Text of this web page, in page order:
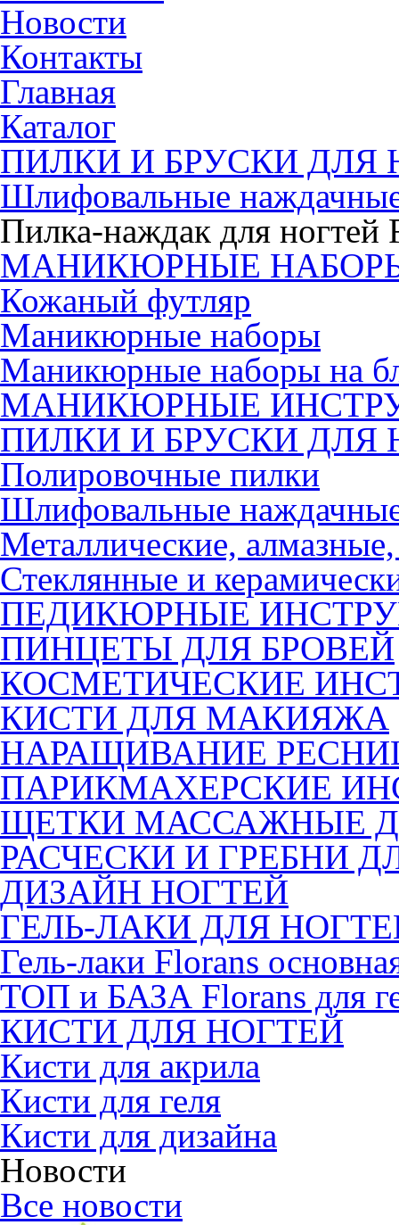
Новости
Контакты
Главная
Каталог
ПИЛКИ И БРУСКИ ДЛЯ
Шлифовальные
Пилка-наждак для ногтей
МАНИКЮРНЫЕ
Кожаный футляр
Маникюрные наборы
Маникюрные наборы на
МАНИКЮРНЫЕ
ПИЛКИ И БРУСКИ ДЛЯ
Полировочные пилки
Шлифовальные
Металлические,
Стеклянные и
ПЕДИКЮРНЫЕ
ПИНЦЕТЫ ДЛЯ БРОВЕЙ
КОСМЕТИЧЕСКИЕ
КИСТИ ДЛЯ МАКИЯЖА
НАРАЩИВАНИЕ
ПАРИКМАХЕРСКИЕ
ЩЕТКИ МАССАЖНЫЕ
РАСЧЕСКИ И ГРЕБНИ
ДИЗАЙН НОГТЕЙ
ГЕЛЬ-ЛАКИ ДЛЯ
Гель-лаки Florans
ТОП и БАЗА Florans для
КИСТИ ДЛЯ НОГТЕЙ
Кисти для акрила
Кисти для геля
Кисти для дизайна
Новости
Все новости